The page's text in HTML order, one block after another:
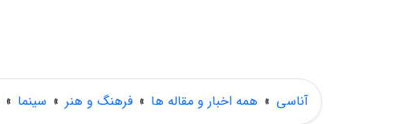
آناسی » همه اخبار و مقاله ها » فرهنگ و هنر » سینما »